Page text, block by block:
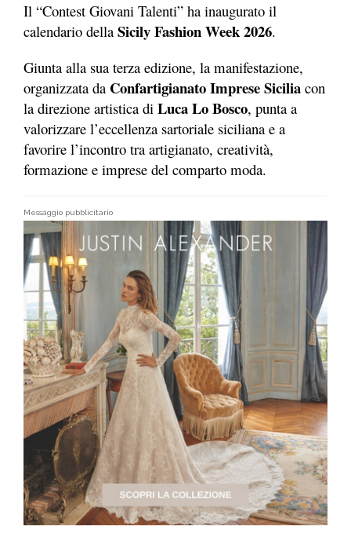
Il “Contest Giovani Talenti” ha inaugurato il
calendario della Sicily Fashion Week 2026.
Giunta alla sua terza edizione, la manifestazione,
organizzata da Confartigianato Imprese Sicilia con
la direzione artistica di Luca Lo Bosco, punta a
valorizzare l’eccellenza sartoriale siciliana e a
favorire l’incontro tra artigianato, creatività,
formazione e imprese del comparto moda.
Messaggio pubblicitario